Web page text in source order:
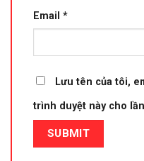
Email *
Lưu tên của tôi,
trình duyệt này cho